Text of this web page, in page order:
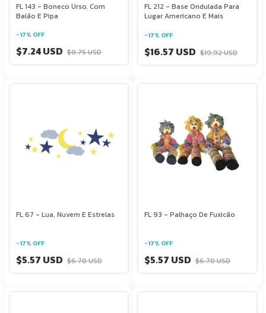
FL 143 - Boneco Urso, Com
Balão E Pipa
-17% OFF
$7.24 USD $8.75 USD
FL 212 - Base Ondulada Para
Lugar Americano E Mais
-17% OFF
$16.57 USD $19.92 USD
FL 67 - Lua, Nuvem E Estrelas
-17% OFF
$5.57 USD $6.70 USD
FL 93 - Palhaço De Fuxicão
-17% OFF
$5.57 USD $6.70 USD